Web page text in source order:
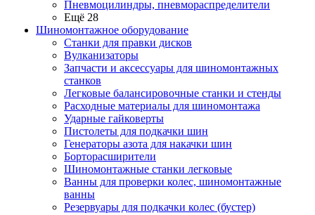
Пневмоцилиндры, пневмораспределители
Ещё 28
Шиномонтажное оборудование
Станки для правки дисков
Вулканизаторы
Запчасти и аксессуары для шиномонтажных
станков
Легковые балансировочные станки и стенды
Расходные материалы для шиномонтажа
Ударные гайковерты
Пистолеты для подкачки шин
Генераторы азота для накачки шин
Борторасширители
Шиномонтажные станки легковые
Ванны для проверки колес, шиномонтажные
ванны
Резервуары для подкачки колес (бустер)